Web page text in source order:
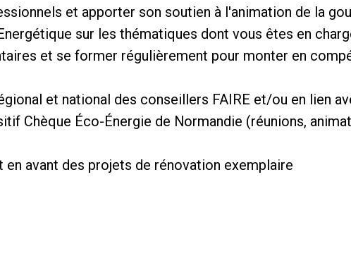
et apporter son soutien à l'animation de la
sur les thématiques dont vous êtes en
et se former régulièrement pour monter en
et national des conseillers FAIRE et/ou en lien
Chèque Éco-Énergie de Normandie (réunions,
en avant des projets de rénovation exemplaire